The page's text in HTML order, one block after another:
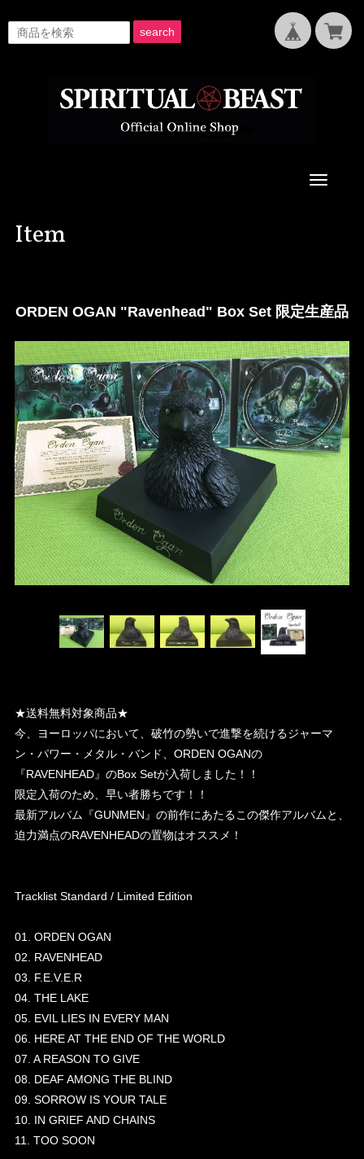
search
Toggle
Item
ORDEN OGAN "Ravenhead" Box Set 限定生産品
★送料無料対象商品★
今、ヨーロッパにおいて、破竹の勢いで進撃を続けるジャーマ
ン・パワー・メタル・バンド、ORDEN OGANの
『RAVENHEAD』のBox Setが入荷しました！！
限定入荷のため、早い者勝ちです！！
最新アルバム『GUNMEN』の前作にあたるこの傑作アルバムと、
迫力満点のRAVENHEADの置物はオススメ！
Tracklist Standard / Limited Edition
01. ORDEN OGAN
02. RAVENHEAD
03. F.E.V.E.R
04. THE LAKE
05. EVIL LIES IN EVERY MAN
06. HERE AT THE END OF THE WORLD
07. A REASON TO GIVE
08. DEAF AMONG THE BLIND
09. SORROW IS YOUR TALE
10. IN GRIEF AND CHAINS
11. TOO SOON